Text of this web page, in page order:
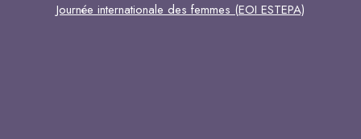
Journée internationale des femmes (EOI ESTEPA)